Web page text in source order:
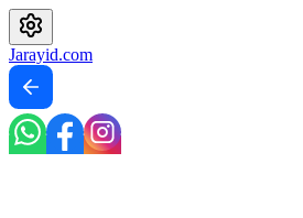
Jarayid.com